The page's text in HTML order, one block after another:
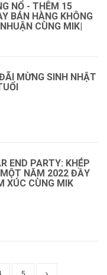
NỔ - THÊM 15
BÁN HÀNG KHÔNG
CÙNG MIK|
MỪNG SINH NHẬT
END PARTY: KHÉP
NĂM 2022 ĐẦY
XÚC CÙNG MIK